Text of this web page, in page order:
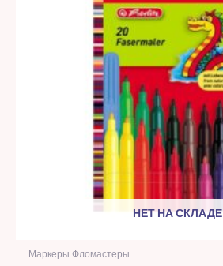
НЕТ НА СКЛАДЕ
Маркеры Фломастеры